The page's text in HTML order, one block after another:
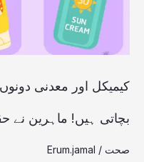
بچاتی ہیں! ماہرین نے
صحت /
Erum.jamal
اسکرینUV
یکساں
بچاتی
ماہرین
نے